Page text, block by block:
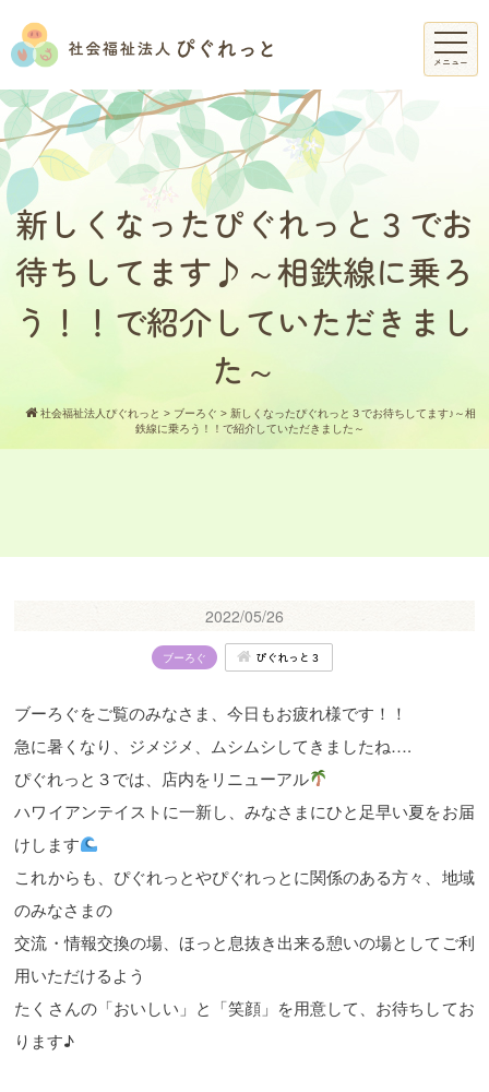
メニュー
新しくなったぴぐれっと３でお
待ちしてます♪～相鉄線に乗ろ
う！！で紹介していただきまし
た～
社会福祉法人ぴぐれっと > ブーろぐ > 新しくなったぴぐれっと３でお待ちしてます♪～相
鉄線に乗ろう！！で紹介していただきました～
2022/05/26
ブーろぐ ぴぐれっと３
ブーろぐをご覧のみなさま、今日もお疲れ様です！！
急に暑くなり、ジメジメ、ムシムシしてきましたね….
ぴぐれっと３では、店内をリニューアル
ハワイアンテイストに一新し、みなさまにひと足早い夏をお届
けします
これからも、ぴぐれっとやぴぐれっとに関係のある方々、地域
のみなさまの
交流・情報交換の場、ほっと息抜き出来る憩いの場としてご利
用いただけるよう
たくさんの「おいしい」と「笑顔」を用意して、お待ちしてお
ります♪